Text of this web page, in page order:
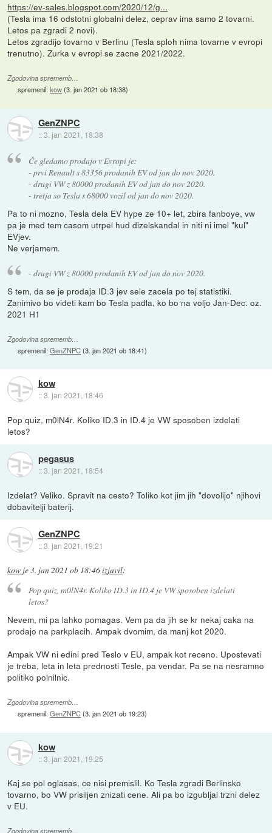
https://ev-sales.blogspot.com/2020/12/g...
(Tesla ima 16 odstotni globalni delez, ceprav ima samo 2 tovarni.
Letos pa zgradi 2 novi).
Letos zgradijo tovarno v Berlinu (Tesla sploh nima tovarne v evropi
trenutno). Zurka v evropi se zacne 2021/2022.
Zgodovina sprememb…
spremenil:kow(3. jan 2021 ob 18:38)
GenZNPC
::3. jan 2021, 18:38
Če gledamo prodajo v Evropi je:
- prvi Renault s 83356 prodanih EV od jan do nov 2020.
- drugi VW z 80000 prodanih EV od jan do nov 2020.
- tretja so Tesla s 68000 vozil od jan do nov 2020.
Pa to ni mozno, Tesla dela EV hype ze 10+ let, zbira fanboye, vw
pa je med tem casom utrpel hud dizelskandal in niti ni imel "kul"
EVjev.
Ne verjamem.
- drugi VW z 80000 prodanih EV od jan do nov 2020.
S tem, da se je prodaja ID.3 jev sele zacela po tej statistiki.
Zanimivo bo videti kam bo Tesla padla, ko bo na voljo Jan-Dec. oz.
2021 H1
Zgodovina sprememb…
spremenil:GenZNPC(3. jan 2021 ob 18:41)
kow
::3. jan 2021, 18:46
Pop quiz, m0lN4r. Koliko ID.3 in ID.4 je VW sposoben izdelati
letos?
pegasus
::3. jan 2021, 18:54
Izdelat? Veliko. Spravit na cesto? Toliko kot jim jih "dovolijo" njihovi
dobavitelji baterij.
GenZNPC
::3. jan 2021, 19:21
kow je3. jan 2021 ob 18:46izjavil:
Pop quiz, m0lN4r. Koliko ID.3 in ID.4 je VW sposoben izdelati
letos?
Nevem, mi pa lahko pomagas. Vem pa da jih se kr nekaj caka na
prodajo na parkplacih. Ampak dvomim, da manj kot 2020.
Ampak VW ni edini pred Teslo v EU, ampak kot receno. Upostevati
je treba, leta in leta prednosti Tesle, pa vendar. Pa se na nesramno
politiko polnilnic.
Zgodovina sprememb…
spremenil:GenZNPC(3. jan 2021 ob 19:23)
kow
::3. jan 2021, 19:25
Kaj se pol oglasas, ce nisi premislil. Ko Tesla zgradi Berlinsko
tovarno, bo VW prisiljen znizati cene. Ali pa bo izgubljal trzni delez
v EU.
Zgodovina sprememb…